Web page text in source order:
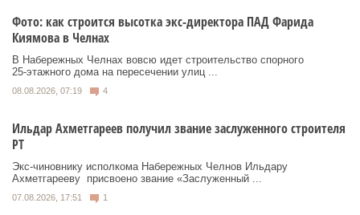
Фото: как строится высотка экс-директора ПАД Фарида
Киямова в Челнах
В Набережных Челнах вовсю идет строительство спорного
25‑этажного дома на пересечении улиц ...
08.08.2026, 07:19 4
Ильдар Ахметгареев получил звание заслуженного строителя
РТ
Экс‑чиновнику исполкома Набережных Челнов Ильдару
Ахметгарееву присвоено звание «Заслуженный ...
07.08.2026, 17:51 1